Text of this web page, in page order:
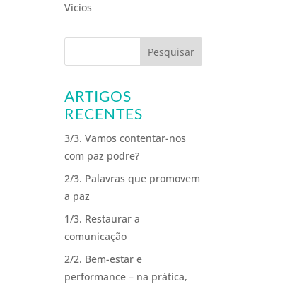
Vícios
ARTIGOS
RECENTES
3/3. Vamos contentar-nos
com paz podre?
2/3. Palavras que promovem
a paz
1/3. Restaurar a
comunicação
2/2. Bem-estar e
performance – na prática,